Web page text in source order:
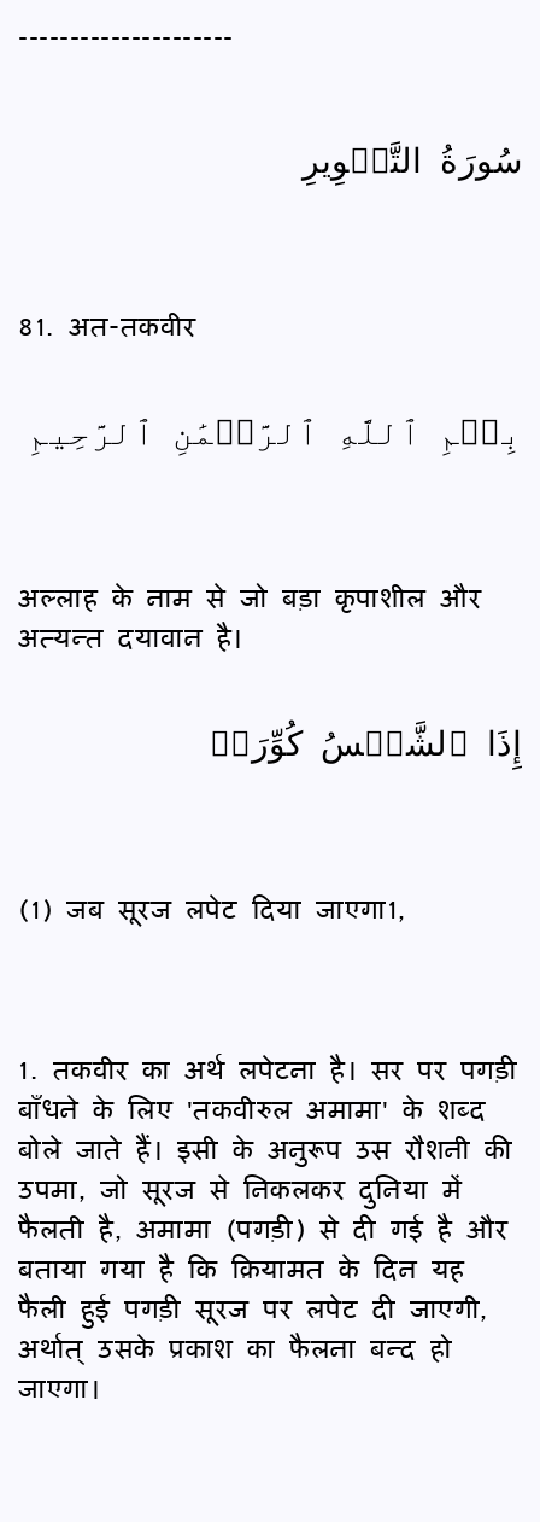
---------------------
سُورَةُ التَّكۡوِيرِ
81. अत-तकवीर
بِسۡمِ ٱللَّهِ ٱلرَّحۡمَٰنِ ٱلرَّحِيمِ
अल्लाह के नाम से जो बड़ा कृपाशील और
अत्यन्त दयावान है।
إِذَا ٱلشَّمۡسُ كُوِّرَتۡ
(1) जब सूरज लपेट दिया जाएगा1,
1. तकवीर का अर्थ लपेटना है। सर पर पगड़ी
बाँधने के लिए 'तकवीरुल अमामा' के शब्द
बोले जाते हैं। इसी के अनुरूप उस रौशनी की
उपमा, जो सूरज से निकलकर दुनिया में
फैलती है, अमामा (पगड़ी) से दी गई है और
बताया गया है कि क़ियामत के दिन यह
फैली हुई पगड़ी सूरज पर लपेट दी जाएगी,
अर्थात् उसके प्रकाश का फैलना बन्द हो
जाएगा।